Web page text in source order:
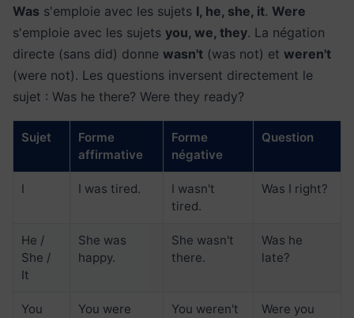
Was s'emploie avec les sujets I, he, she, it. Were
s'emploie avec les sujets you, we, they. La négation
directe (sans did) donne wasn't (was not) et weren't
(were not). Les questions inversent directement le
sujet : Was he there? Were they ready?
Sujet
Forme
affirmative
Forme
négative
Question
I I was tired.
I wasn't
tired.
Was I right?
He /
She /
It
She was
happy.
She wasn't
there.
Was he
late?
You
You were
You weren't
Were you